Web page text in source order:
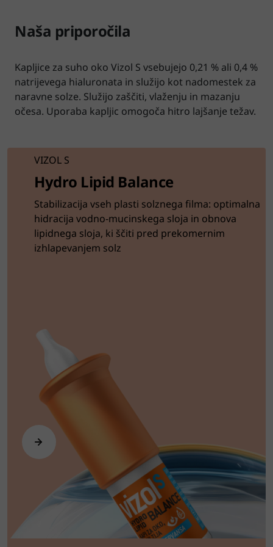
Naša priporočila
Kapljice za suho oko Vizol S vsebujejo 0,21 % ali 0,4 %
natrijevega hialuronata in služijo kot nadomestek za
naravne solze. Služijo zaščiti, vlaženju in mazanju
očesa. Uporaba kapljic omogoča hitro lajšanje težav.
VIZOL S
Hydro Lipid Balance
Stabilizacija vseh plasti solznega filma: optimalna
hidracija vodno-mucinskega sloja in obnova
lipidnega sloja, ki ščiti pred prekomernim
izhlapevanjem solz